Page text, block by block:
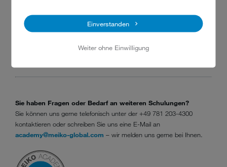
Einverstanden
Weiter ohne Einwilligung
MEIKO-KONTO REGISTRIEREN
Sie haben Fragen oder Bedarf an weiteren Schulungen?
Sie können uns gerne telefonisch unter der +49 781 203-4300
kontaktieren oder schreiben Sie uns eine E-Mail an
academy@meiko-global.com – wir melden uns gerne bei Ihnen.